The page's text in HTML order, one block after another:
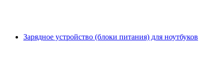
Зарядное устройство (блоки питания) для ноутбуков